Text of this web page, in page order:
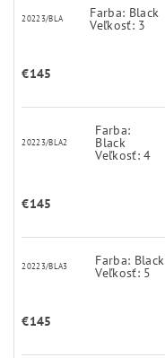
20223/BLA Farba: Black
Veľkosť: 3
€145
20223/BLA2
Farba:
Black
Veľkosť: 4
€145
20223/BLA3 Farba: Black
Veľkosť: 5
€145